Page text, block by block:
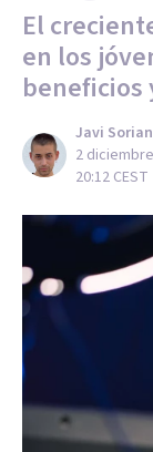
El
en los
beneficios
Javi
2
20:12 CEST